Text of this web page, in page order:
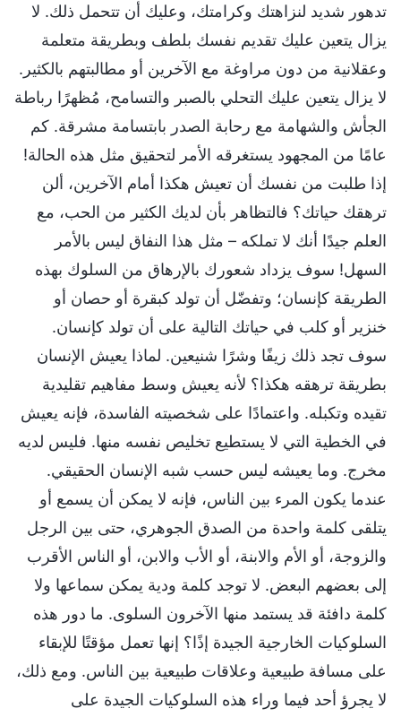
تدهور شديد لنزاهتك وكرامتك، وعليك أن تتحمل ذلك. لا
يزال يتعين عليك تقديم نفسك بلطف وبطريقة متعلمة
وعقلانية من دون مراوغة مع الآخرين أو مطالبتهم بالكثير.
لا يزال يتعين عليك التحلي بالصبر والتسامح، مُظهرًا رباطة
الجأش والشهامة مع رحابة الصدر بابتسامة مشرقة. كم
عامًا من المجهود يستغرقه الأمر لتحقيق مثل هذه الحالة!
إذا طلبت من نفسك أن تعيش هكذا أمام الآخرين، ألن
ترهقك حياتك؟ فالتظاهر بأن لديك الكثير من الحب، مع
العلم جيدًا أنك لا تملكه – مثل هذا النفاق ليس بالأمر
السهل! سوف يزداد شعورك بالإرهاق من السلوك بهذه
الطريقة كإنسان؛ وتفضّل أن تولد كبقرة أو حصان أو
خنزير أو كلب في حياتك التالية على أن تولد كإنسان.
سوف تجد ذلك زيفًا وشرًا شنيعين. لماذا يعيش الإنسان
بطريقة ترهقه هكذا؟ لأنه يعيش وسط مفاهيم تقليدية
تقيده وتكبله. واعتمادًا على شخصيته الفاسدة، فإنه يعيش
في الخطية التي لا يستطيع تخليص نفسه منها. فليس لديه
مخرج. وما يعيشه ليس حسب شبه الإنسان الحقيقي.
عندما يكون المرء بين الناس، فإنه لا يمكن أن يسمع أو
يتلقى كلمة واحدة من الصدق الجوهري، حتى بين الرجل
والزوجة، أو الأم والابنة، أو الأب والابن، أو الناس الأقرب
إلى بعضهم البعض. لا توجد كلمة ودية يمكن سماعها ولا
كلمة دافئة قد يستمد منها الآخرون السلوى. ما دور هذه
السلوكيات الخارجية الجيدة إذًا؟ إنها تعمل مؤقتًا للإبقاء
على مسافة طبيعية وعلاقات طبيعية بين الناس. ومع ذلك،
لا يجرؤ أحد فيما وراء هذه السلوكيات الجيدة على